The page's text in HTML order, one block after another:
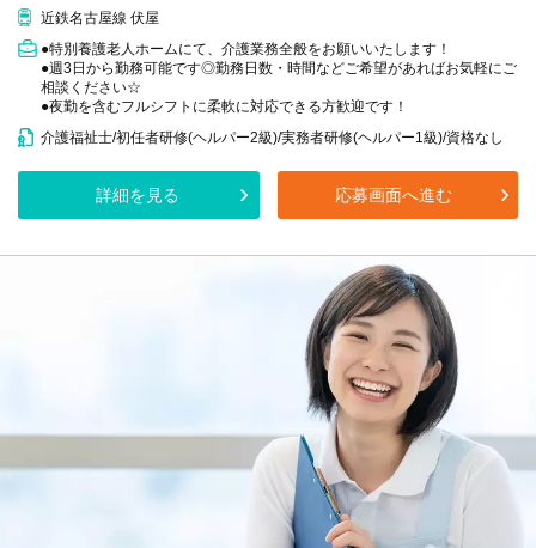
近鉄名古屋線 伏屋
●特別養護老人ホームにて、介護業務全般をお願いいたします！
●週3日から勤務可能です◎勤務日数・時間などご希望があればお気軽にご
相談ください☆
●夜勤を含むフルシフトに柔軟に対応できる方歓迎です！
介護福祉士/初任者研修(ヘルパー2級)/実務者研修(ヘルパー1級)/資格なし
詳細を見る 応募画面へ進む